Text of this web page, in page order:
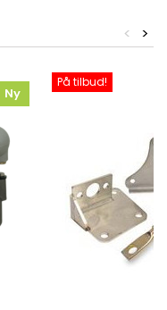
>
<
Ny
På tilbud!